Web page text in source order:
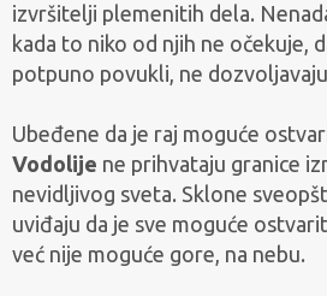
izvršitelji plemenitih dela.
kada to niko od njih ne očekuje,
potpuno povukli, ne
Ubeđene da je raj moguće
Vodolije ne prihvataju granice
nevidljivog sveta. Sklone
uviđaju da je sve moguće
već nije moguće gore, na nebu.